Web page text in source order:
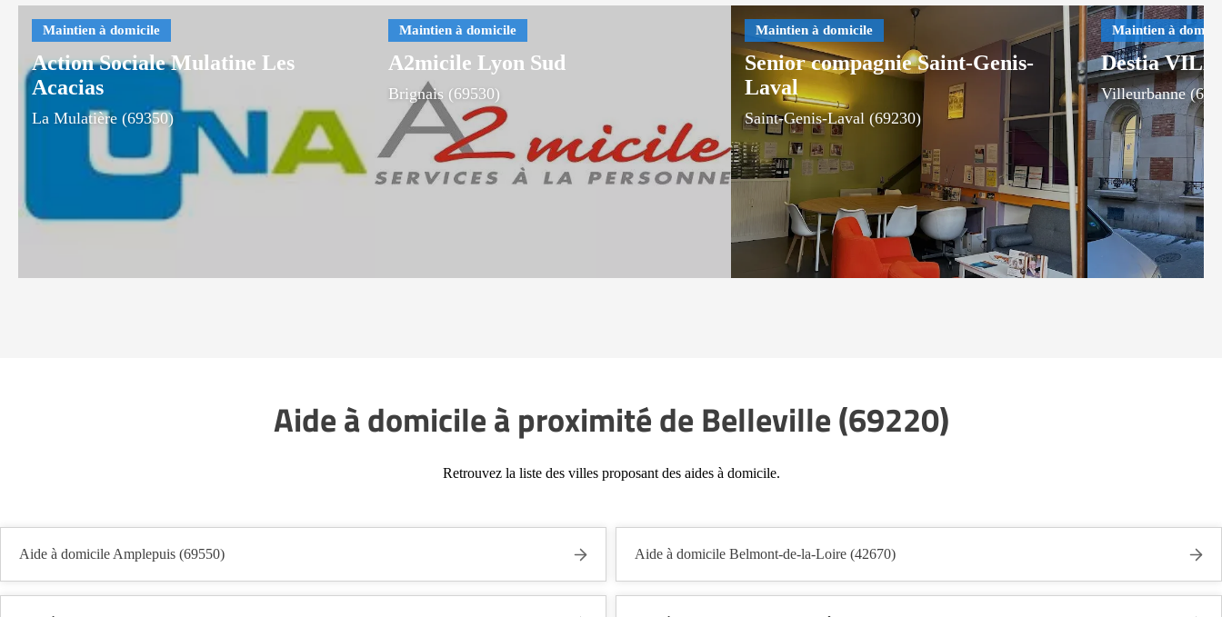
Action Sociale Mulatine Les
Acacias
La Mulatière (69350)
A2micile Lyon Sud
Brignais (69530)
Senior compagnie Saint-Genis-
Laval
Saint-Genis-Laval (69230)
Destia
Villeurbanne
Aide à domicile à proximité de Belleville (69220)
Retrouvez la liste des villes proposant des aides à domicile.
Aide à domicile Amplepuis (69550) Aide à domicile Belmont-de-la-Loire (42670)